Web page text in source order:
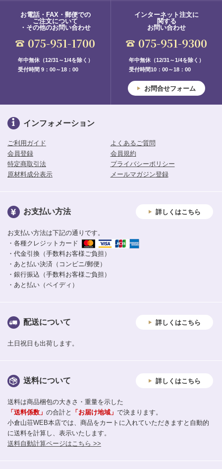
お電話・FAX・郵便での
ご注文について
・その他のお問い合わせ
075-951-1700
年中無休（12/31～1/4を除く）
受付時間 9：00～18：00
インターネット注文に
関する
お問い合わせ
075-951-9300
年中無休（12/31～1/4を除く）
受付時間10：00～18：00
お問合せフォーム
インフォメーション
ご利用ガイド
よくあるご質問
会員登録
会員規約
特定商取引法
プライバシーポリシー
原材料成分表示
メールマガジン登録
お支払い方法 詳しくはこちら
お支払い方法は下記の通りです。
・各種クレジットカード
・代金引換（手数料お客様ご負担）
・あと払い決済（コンビニ/郵便）
・銀行振込（手数料お客様ご負担）
・あと払い（ペイディ）
配送について 詳しくはこちら
土日祝日も出荷します。
送料について 詳しくはこちら
送料は商品梱包の大きさ・重量を示した
「送料係数」 の合計と 「お届け地域」 で決まります。
小倉山荘WEB本店では、商品をカートに入れていただきますと自動的
に送料を計算し、表示いたします。
送料自動計算ページはこちら >>